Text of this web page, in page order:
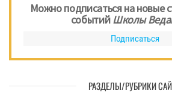
Можно подписаться на новые
событий Школы
Подписаться
РАЗДЕЛЫ/РУБРИКИ